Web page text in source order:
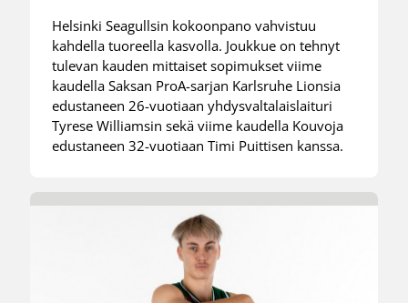
Helsinki Seagullsin kokoonpano vahvistuu
kahdella tuoreella kasvolla. Joukkue on tehnyt
tulevan kauden mittaiset sopimukset viime
kaudella Saksan ProA-sarjan Karlsruhe Lionsia
edustaneen 26-vuotiaan yhdysvaltalaislaituri
Tyrese Williamsin sekä viime kaudella Kouvoja
edustaneen 32-vuotiaan Timi Puittisen kanssa.